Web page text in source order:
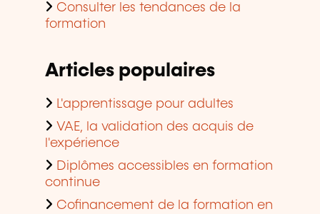
Consulter les tendances de la
formation
Articles populaires
L'apprentissage pour adultes
VAE, la validation des acquis de
l'expérience
Diplômes accessibles en formation
continue
Cofinancement de la formation en